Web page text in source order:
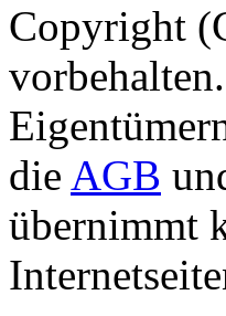
Copyright
die AGB
übernimmt